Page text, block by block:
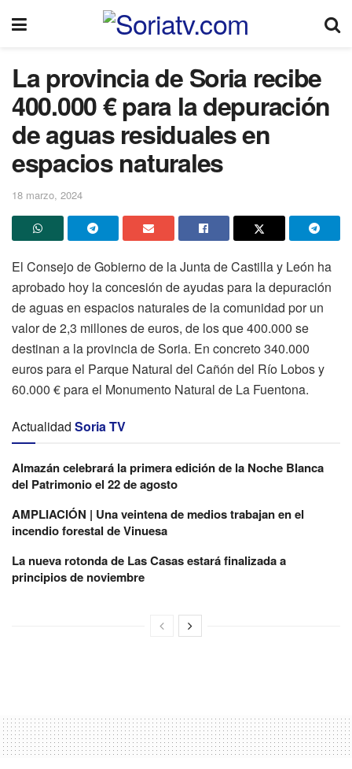
La provincia de Soria recibe
400.000 € para la depuración
de aguas residuales en
espacios naturales
18 marzo, 2024
El Consejo de Gobierno de la Junta de Castilla y León ha
aprobado hoy la concesión de ayudas para la depuración
de aguas en espacios naturales de la comunidad por un
valor de 2,3 millones de euros, de los que 400.000 se
destinan a la provincia de Soria. En concreto 340.000
euros para el Parque Natural del Cañón del Río Lobos y
60.000 € para el Monumento Natural de La Fuentona.
Actualidad Soria TV
Almazán celebrará la primera edición de la Noche Blanca
del Patrimonio el 22 de agosto
AMPLIACIÓN | Una veintena de medios trabajan en el
incendio forestal de Vinuesa
La nueva rotonda de Las Casas estará finalizada a
principios de noviembre